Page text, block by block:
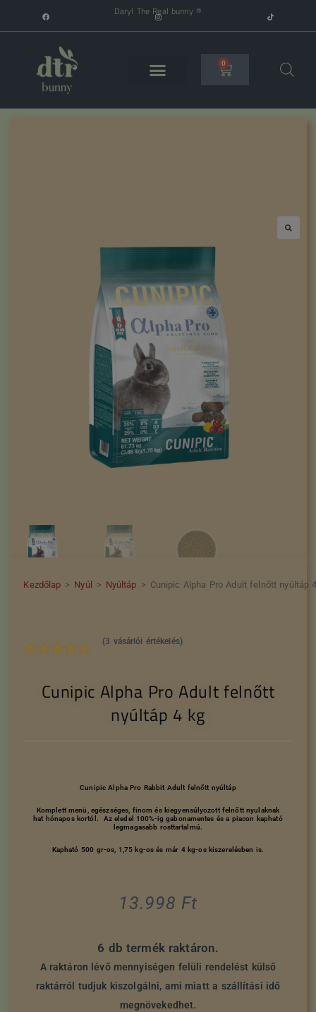
Daryl The Real bunny ®
0
Kezdőlap > Nyúl > Nyúltáp > Cunipic Alpha Pro Adult felnőtt nyúltáp
5.00az 5-
(3 vásárlói értékelés)
Cunipic Alpha Pro Adult felnőtt
nyúltáp 4 kg
Cunipic Alpha Pro Rabbit Adult felnőtt nyúltáp
Komplett menü, egészséges, finom és kiegyensúlyozott felnőtt nyulaknak
hat hónapos kortól. Az eledel 100%-ig gabonamentes és a piacon kapható
legmagasabb rosttartalmú.
Kapható 500 gr-os, 1,75 kg-os és már 4 kg-os kiszerelésben is.
13.998 Ft
6 db termék raktáron.
A raktáron lévő mennyiségen felüli rendelést külső
raktárról tudjuk kiszolgálni, ami miatt a szállítási idő
megnövekedhet.